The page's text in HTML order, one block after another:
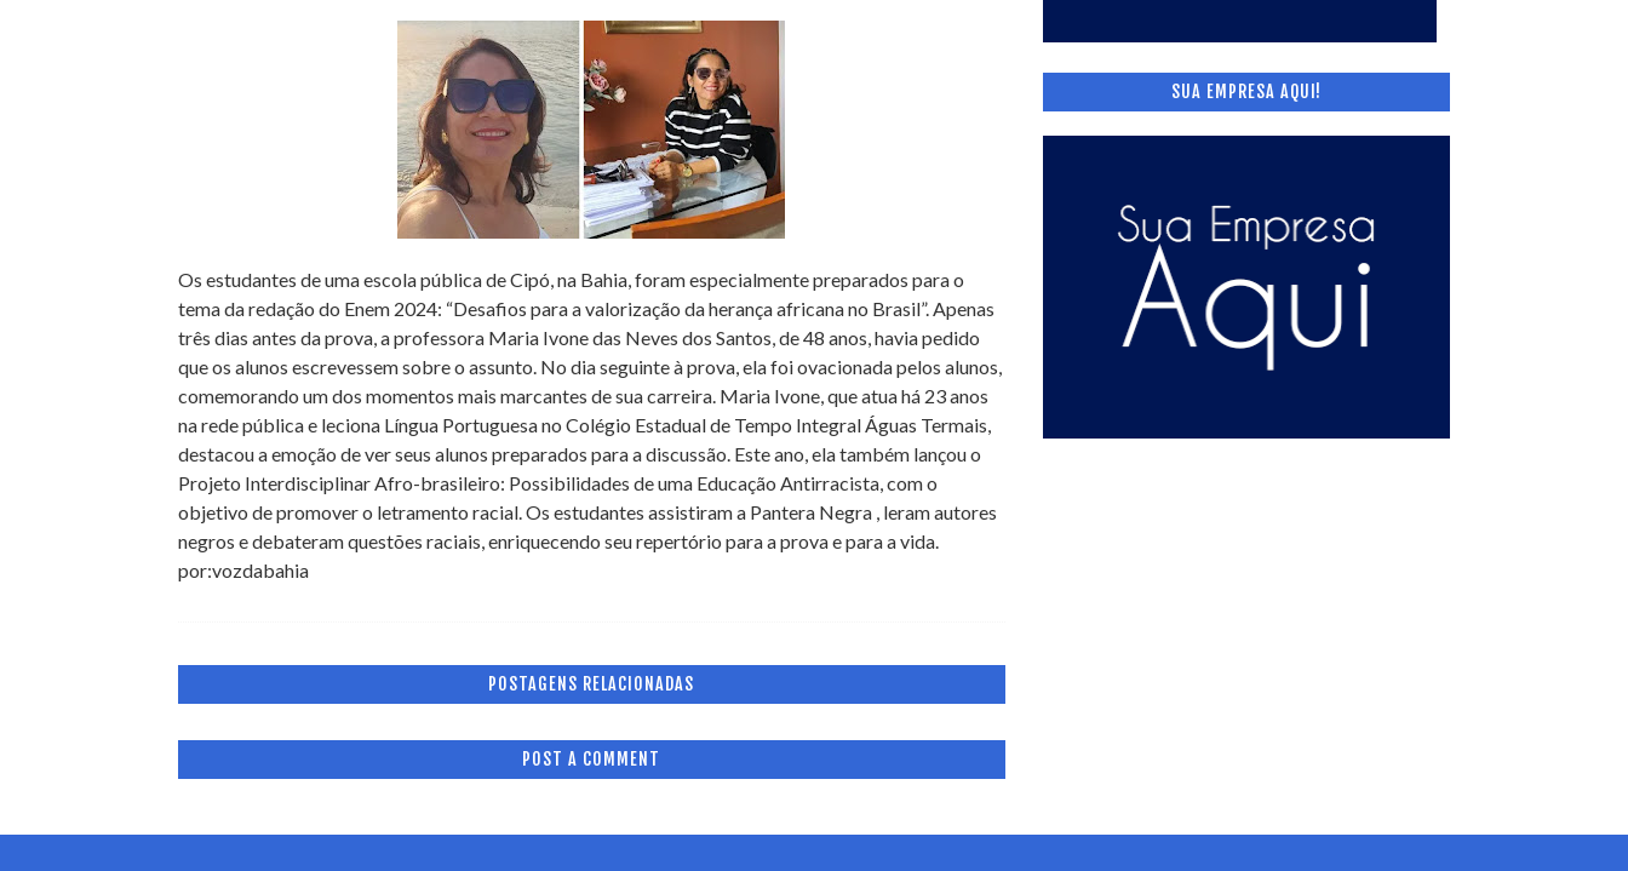
Os estudantes de uma escola pública de Cipó, na Bahia, foram especialmente preparados para o
tema da redação do Enem 2024: “Desafios para a valorização da herança africana no Brasil”. Apenas
três dias antes da prova, a professora Maria Ivone das Neves dos Santos, de 48 anos, havia pedido
que os alunos escrevessem sobre o assunto. No dia seguinte à prova, ela foi ovacionada pelos alunos,
comemorando um dos momentos mais marcantes de sua carreira. Maria Ivone, que atua há 23 anos
na rede pública e leciona Língua Portuguesa no Colégio Estadual de Tempo Integral Águas Termais,
destacou a emoção de ver seus alunos preparados para a discussão. Este ano, ela também lançou o
Projeto Interdisciplinar Afro-brasileiro: Possibilidades de uma Educação Antirracista, com o
objetivo de promover o letramento racial. Os estudantes assistiram a Pantera Negra , leram autores
negros e debateram questões raciais, enriquecendo seu repertório para a prova e para a vida.
por:vozdabahia
POSTAGENS RELACIONADAS
POST A COMMENT
SUA EMPRESA AQUI!